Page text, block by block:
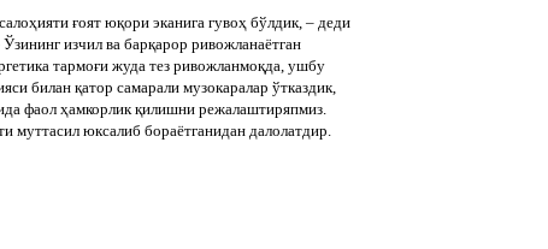
ғоят юқори эканига гувоҳ бўлдик, – деди
изчил ва барқарор ривожланаётган
тармоғи жуда тез ривожланмоқда, ушбу
билан қатор самарали музокаралар ўтказдик,
фаол ҳамкорлик қилишни режалаштиряпмиз.
муттасил юксалиб бораётганидан далолатдир.